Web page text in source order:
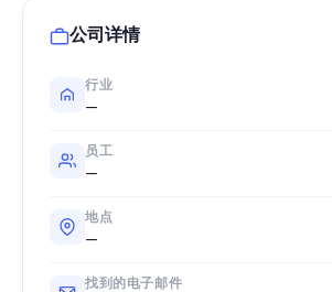
公司详情
行业
—
员工
—
地点
—
找到的电子邮件